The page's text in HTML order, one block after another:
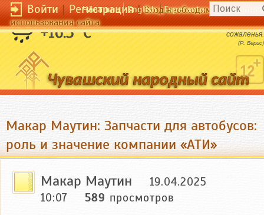
Войти|Регистрация|Вход необходим для
использования сайта
Чӑвашла English Esperanto
+16.3 °C
Любви не знавший дуралей достоин
сожаленья.
(Р. Берис)
Макар Маутин: Запчасти для автобусов:
роль и значение компании «АТИ»
Макар Маутин
19.04.2025
10:07
589 просмотров